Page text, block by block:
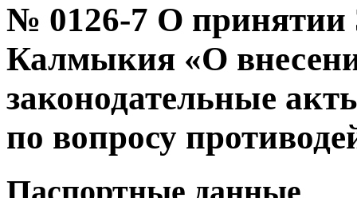
№ 0126-7 О принятии
Калмыкия «О
законодательные
по вопросу